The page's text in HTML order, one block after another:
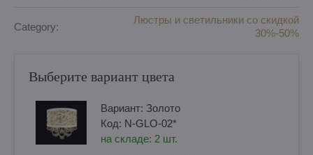
Category:
Люстры и светильники со скидкой
30%-50%
Выберите вариант цвета
Вариант: Золотo
Код: N-GLO-02*
на складе: 2 шт.